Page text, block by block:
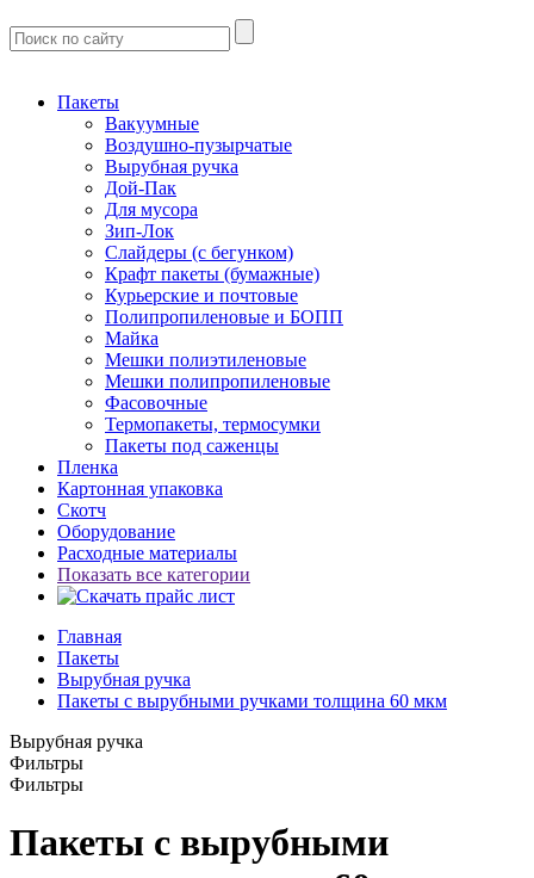
Пакеты
Вакуумные
Воздушно-пузырчатые
Вырубная ручка
Дой-Пак
Для мусора
Зип-Лок
Слайдеры (с бегунком)
Крафт пакеты (бумажные)
Курьерские и почтовые
Полипропиленовые и БОПП
Майка
Мешки полиэтиленовые
Мешки полипропиленовые
Фасовочные
Термопакеты, термосумки
Пакеты под саженцы
Пленка
Картонная упаковка
Скотч
Оборудование
Расходные материалы
Показать все категории
Главная
Пакеты
Вырубная ручка
Пакеты с вырубными ручками толщина 60 мкм
Вырубная ручка
Фильтры
Фильтры
Пакеты с вырубными